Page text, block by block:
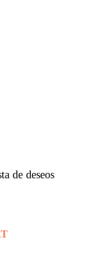
de deseos